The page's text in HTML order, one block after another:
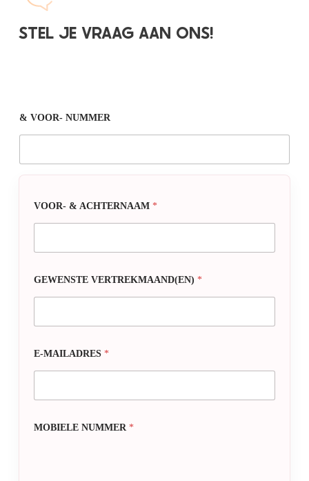
STEL JE VRAAG AAN ONS!
& VOOR- NUMMER
VOOR- & ACHTERNAAM*
GEWENSTE VERTREKMAAND(EN)*
E-MAILADRES*
MOBIELE NUMMER*